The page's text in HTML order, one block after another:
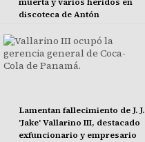
muerta y varios heridos en
discoteca de Antón
Lamentan fallecimiento de J. J.
'Jake' Vallarino III, destacado
exfuncionario y empresario